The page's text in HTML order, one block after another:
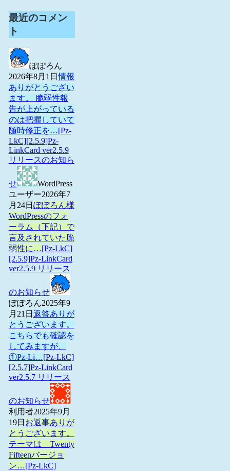
最近のコメン
ト
ぽぽろん
2026年8月1日情報
ありがとうござい
ます。 脆弱性報
告が上がっている
のは把握していて
随時修正を…[Pz-
LkC][2.5.9]Pz-
LinkCard ver2.5.9
リリースのお知ら
せ
WordPress
ユーザー2026年7
月24日 ぽぽろん様
WordPressのフォ
ーラム（下記）で
言及されていた脆
弱性に…[Pz-LkC]
[2.5.9]Pz-LinkCard
ver2.5.9 リリース
のお知らせ
ぽぽろん2025年9
月21日 返答ありが
とうございます。
こちらでも確認を
してみますが、
①Pz-Li…[Pz-LkC]
[2.5.7]Pz-LinkCard
ver2.5.7 リリース
のお知らせ
利用者2025年9月
19日 お返事ありが
とうございます。
テーマは Twenty
Fifteenバージョ
ン…[Pz-LkC]